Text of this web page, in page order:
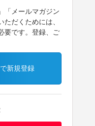
「メールマガジン
だくためには、
要です。登録、ご
新規登録